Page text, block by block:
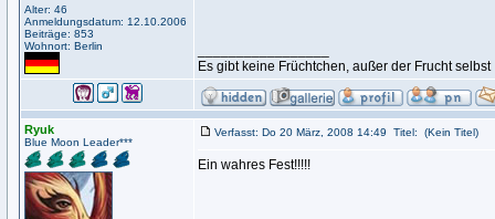
Alter: 46
Anmeldungsdatum: 12.10.2006
Beiträge: 853
Wohnort: Berlin
Es gibt keine Früchtchen, außer der Frucht selbst
Ryuk
Blue Moon Leader***
Verfasst: Do 20 März, 2008 14:49 Titel: (Kein Titel)
Ein wahres Fest!!!!!